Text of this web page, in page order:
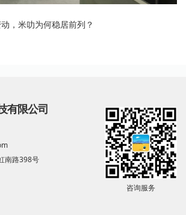
，米叻为何稳居前列？
有限公司
南路398号
咨询服务